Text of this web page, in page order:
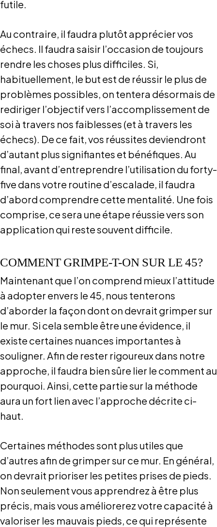
futile.
Au contraire, il faudra plutôt apprécier vos
échecs. Il faudra saisir l’occasion de toujours
rendre les choses plus difficiles. Si,
habituellement, le but est de réussir le plus de
problèmes possibles, on tentera désormais de
rediriger l’objectif vers l’accomplissement de
soi à travers nos faiblesses (et à travers les
échecs). De ce fait, vos réussites deviendront
d’autant plus signifiantes et bénéfiques. Au
final, avant d’entreprendre l’utilisation du forty-
five dans votre routine d’escalade, il faudra
d’abord comprendre cette mentalité. Une fois
comprise, ce sera une étape réussie vers son
application qui reste souvent difficile.
COMMENT GRIMPE-T-ON SUR LE 45?
Maintenant que l’on comprend mieux l’attitude
à adopter envers le 45, nous tenterons
d’aborder la façon dont on devrait grimper sur
le mur. Si cela semble être une évidence, il
existe certaines nuances importantes à
souligner. Afin de rester rigoureux dans notre
approche, il faudra bien sûre lier le comment au
pourquoi. Ainsi, cette partie sur la méthode
aura un fort lien avec l’approche décrite ci-
haut.
Certaines méthodes sont plus utiles que
d’autres afin de grimper sur ce mur. En général,
on devrait prioriser les petites prises de pieds.
Non seulement vous apprendrez à être plus
précis, mais vous améliorerez votre capacité à
valoriser les mauvais pieds, ce qui représente